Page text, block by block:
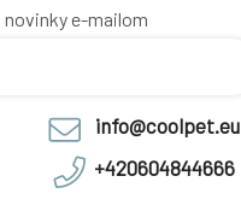
novinky e-mailom
info@coolpet.eu
+420604844666